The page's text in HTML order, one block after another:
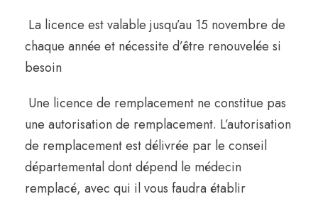
La licence est valable jusqu’au 15 novembre de
chaque année et nécessite d’être renouvelée si
besoin
Une licence de remplacement ne constitue pas
une autorisation de remplacement. L’autorisation
de remplacement est délivrée par le conseil
départemental dont dépend le médecin
remplacé, avec qui il vous faudra établir